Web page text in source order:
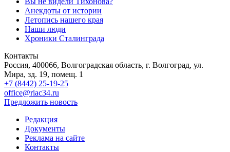
Анекдоты от истории
Летопись нашего края
Наши люди
Хроники Сталинграда
Контакты
Россия, 400066, Волгоградская область, г. Волгоград, ул.
Мира, зд. 19, помещ. 1
+7 (8442) 25-19-25
office@riac34.ru
Предложить новость
Редакция
Документы
Реклама на сайте
Контакты